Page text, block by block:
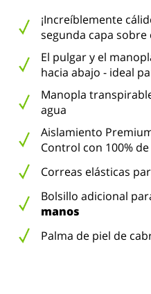
¡Increíblemente
segunda capa sobre
El pulgar y el
hacia abajo - ideal
Manopla
agua
Aislamiento
Control con 100%
Correas elásticas
Bolsillo adicional
manos
Palma de piel de